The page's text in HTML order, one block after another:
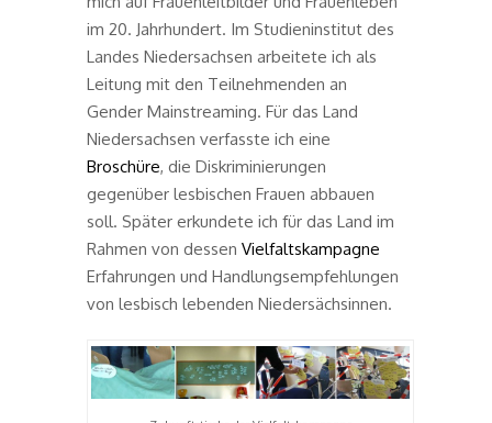
im 20. Jahrhundert. Im Studieninstitut des
Landes Niedersachsen arbeitete ich als
Leitung mit den Teilnehmenden an
Gender Mainstreaming. Für das Land
Niedersachsen verfasste ich eine
Broschüre, die Diskriminierungen
gegenüber lesbischen Frauen abbauen
soll. Später erkundete ich für das Land im
Rahmen von dessen Vielfaltskampagne
Erfahrungen und Handlungsempfehlungen
von lesbisch lebenden Niedersächsinnen.